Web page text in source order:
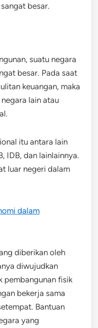
besar.
suatu negara
besar. Pada saat
keuangan, maka
lain atau
itu antara lain
IDB, dan lainlainnya.
luar negeri dalam
dalam
diberikan oleh
diwujudkan
pembangunan fisik
bekerja sama
Bantuan
yang